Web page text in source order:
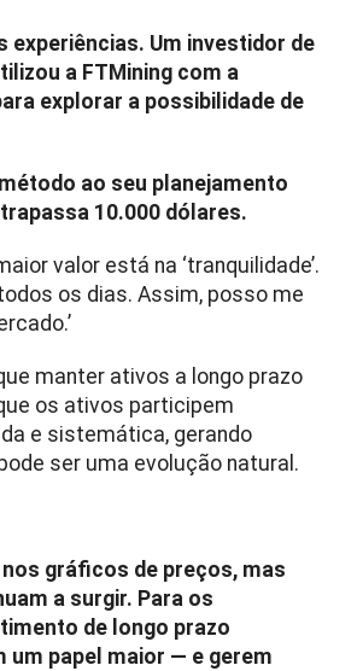
experiências. Um investidor de
a FTMining com a
explorar a possibilidade de
ao seu planejamento
10.000 dólares.
valor está na ‘tranquilidade’.
os dias. Assim, posso me
manter ativos a longo prazo
os ativos participem
e sistemática, gerando
ser uma evolução natural.
gráficos de preços, mas
a surgir. Para os
de longo prazo
um papel maior — e gerem